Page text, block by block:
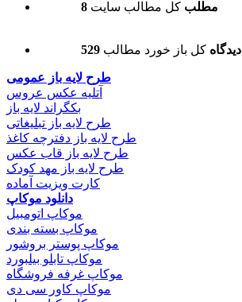
8 مطلب کل مطالب سایت
529 دیدگاه کل باز خورد مطالب
طرح لایه باز عمومی
آتلیه عکس عروس
بکگراند لایه باز
طرح لایه باز تبلیغاتی
طرح لایه باز دفترچه کاغذ
طرح لایه باز قاب عکس
طرح لایه باز مهد کودک
کارت ویزیت آماده
دانلود موکاپ
موکاپ اتومبیل
موکاپ بسته بندی
موکاپ پوستر بروشور
موکاپ تابلو بیلبورد
موکاپ غرفه فروشگاه
موکاپ کاور سی دی